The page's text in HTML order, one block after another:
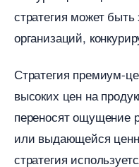
стратегия может
организаций,
Стратегия премиум-
ысоких цен на
переносят ощущение
или выдающейся
стратегия